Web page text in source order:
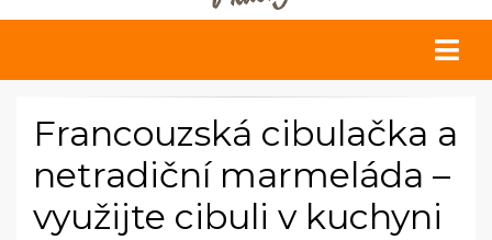
Francouzská cibulačka a
netradiční marmeláda –
využijte cibuli v kuchyni